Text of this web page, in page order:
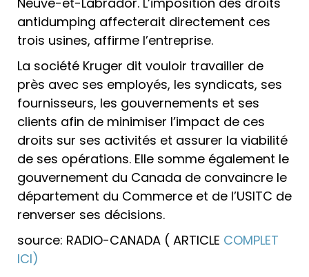
antidumping affecterait directement ces
trois usines, affirme l’entreprise.
La société Kruger dit vouloir travailler de
près avec ses employés, les syndicats, ses
fournisseurs, les gouvernements et ses
clients afin de minimiser l’impact de ces
droits sur ses activités et assurer la viabilité
de ses opérations. Elle somme également le
gouvernement du Canada de convaincre le
département du Commerce et de l’USITC de
renverser ses décisions.
source: RADIO-CANADA ( ARTICLE COMPLET
ICI)